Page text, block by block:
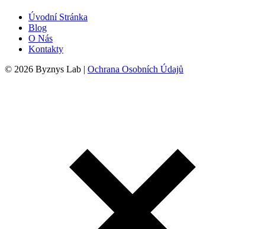
Úvodní Stránka
Blog
O Nás
Kontakty
© 2026 Byznys Lab | Ochrana Osobních Údajů